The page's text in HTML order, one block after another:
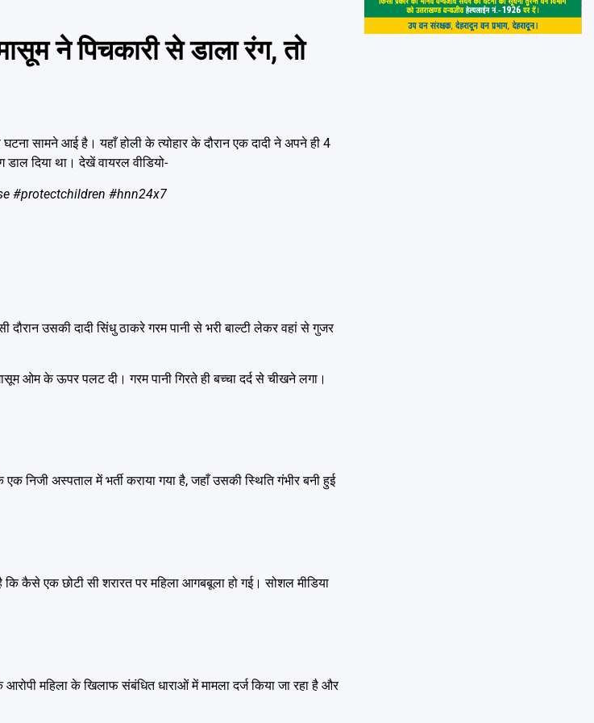
ने पिचकारी से डाला रंग, तो
सामने आई है। यहाँ होली के त्योहार के दौरान एक दादी ने अपने ही 4
दिया था। देखें वायरल वीडियो-
#protectchildren #hnn24x7
उसकी दादी सिंधु ठाकरे गरम पानी से भरी बाल्टी लेकर वहां से गुजर
ओम के ऊपर पलट दी। गरम पानी गिरते ही बच्चा दर्द से चीखने लगा।
अस्पताल में भर्ती कराया गया है, जहाँ उसकी स्थिति गंभीर बनी हुई
कैसे एक छोटी सी शरारत पर महिला आगबबूला हो गई। सोशल मीडिया
महिला के खिलाफ संबंधित धाराओं में मामला दर्ज किया जा रहा है और